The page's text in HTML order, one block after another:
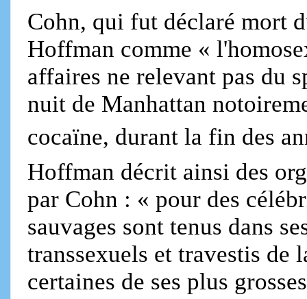
Cohn, qui fut déclaré mort
Hoffman comme «
affaires ne relevant pas du
nuit de Manhattan
cocaïne, durant la fin des
Hoffman décrit ainsi des
par Cohn : « pour des
sauvages sont tenus dans
transsexuels et travestis de
certaines de ses plus